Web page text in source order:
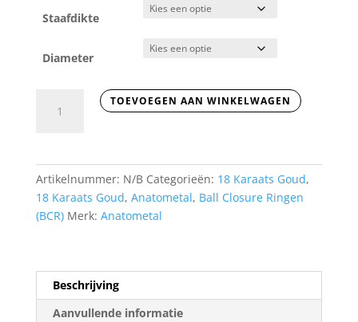
Staafdikte
Diameter
met
aantal
TOEVOEGEN AAN WINKELWAGEN
Artikelnummer: N/B Categorieën: 18 Karaats Goud,
18 Karaats Goud, Anatometal, Ball Closure Ringen
(BCR) Merk: Anatometal
Beschrijving
Aanvullende informatie